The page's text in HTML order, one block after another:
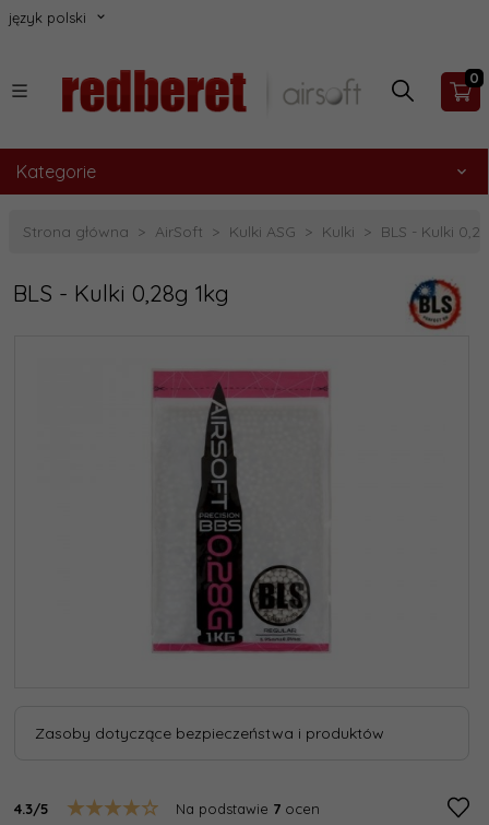
język polski
0
Kategorie
Strona główna AirSoft Kulki ASG Kulki BLS - Kulki
BLS - Kulki 0,28g 1kg
Zasoby dotyczące bezpieczeństwa i produktów
4.3/5 Na podstawie 7 ocen